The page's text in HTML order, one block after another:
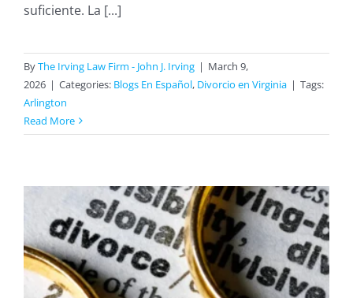
suficiente. La [...]
ByThe Irving Law Firm - John J. Irving | March 9,
2026 | Categories: Blogs En Español, Divorcio en Virginia | Tags:
Arlington
Read More